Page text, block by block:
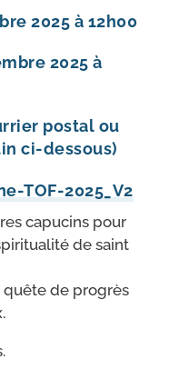
2025 à 12h00
2025 à
postal ou
ci-dessous)
​TOF-​2025_​V2
capu­cins pour
de saint
quête de pro­grès